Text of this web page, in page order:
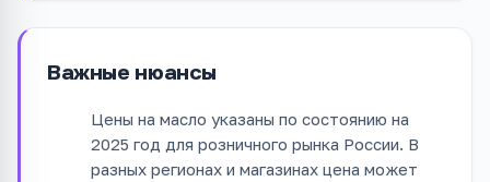
Важные нюансы
Цены на масло указаны по состоянию на
2025 год для розничного рынка России. В
разных регионах и магазинах цена может